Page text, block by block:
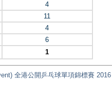
4
11
4
6
1
全港公開乒乓球單項錦標賽 2016